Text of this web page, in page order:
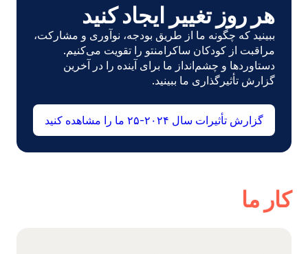
هر روز تغییر ایجاد کنید
ببینید که چگونه ما از طریق بودجه، نوآوری و مشارکت،
مراقبت از کودکان ساکرامنتو را تقویت می‌کنیم.
دستاوردها و چشم‌انداز ما برای آینده را در آخرین
گزارش تأثیرگذاری ما ببینید.
گزارش تأثیرات سال ۲۰۲۴-۲۵ ما را مشاهده کنید
پنجره
جدید
کار ما